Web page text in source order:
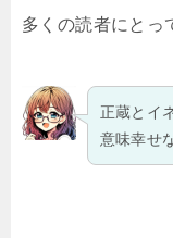
多くの読者にとっ
正蔵とイ
意味幸せ